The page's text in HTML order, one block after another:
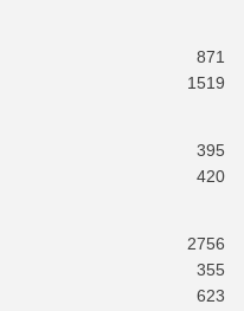
871
1519
395
420
2756
355
623